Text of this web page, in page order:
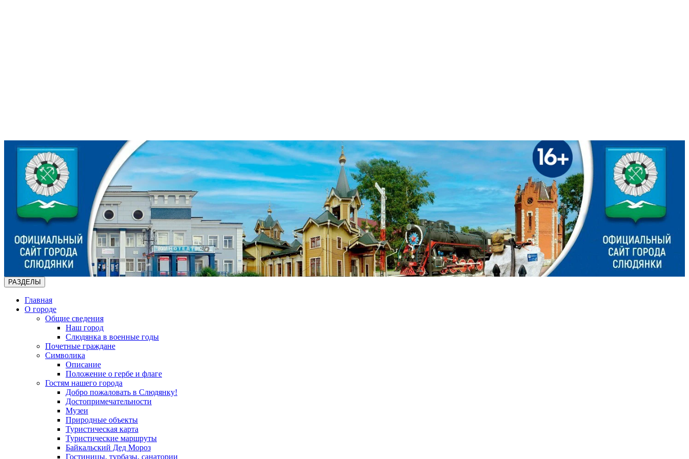
РАЗДЕЛЫ
Главная
О городе
Общие сведения
Наш город
Слюдянка в военные годы
Почетные граждане
Символика
Описание
Положение о гербе и флаге
Гостям нашего города
Добро пожаловать в Слюдянку!
Достопримечательности
Музеи
Природные объекты
Туристическая карта
Туристические маршруты
Байкальский Дед Мороз
Гостиницы, турбазы, санатории